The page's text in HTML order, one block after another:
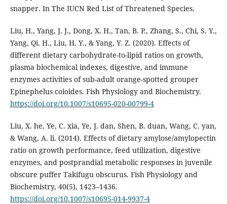
snapper. In The IUCN Red List of Threatened Species.
Liu, H., Yang, J. J., Dong, X. H., Tan, B. P., Zhang, S., Chi, S. Y.,
Yang, Qi. H., Liu, H. Y., & Yang, Y. Z. (2020). Effects of
different dietary carbohydrate-to-lipid ratios on growth,
plasma biochemical indexes, digestive, and immune
enzymes activities of sub-adult orange-spotted grouper
Epinephelus coioides. Fish Physiology and Biochemistry.
https://doi.org/10.1007/s10695-020-00799-4
Liu, X. he, Ye, C. xia, Ye, J. dan, Shen, B. duan, Wang, C. yan,
& Wang, A. li. (2014). Effects of dietary amylose/amylopectin
ratio on growth performance, feed utilization, digestive
enzymes, and postprandial metabolic responses in juvenile
obscure puffer Takifugu obscurus. Fish Physiology and
Biochemistry, 40(5), 1423–1436.
https://doi.org/10.1007/s10695-014-9937-4